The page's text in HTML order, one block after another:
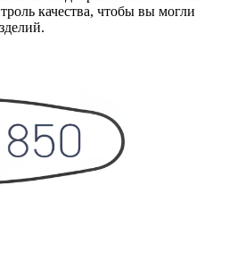
качества, чтобы вы могли